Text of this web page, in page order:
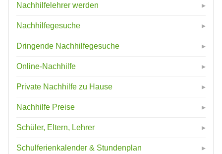
Nachhilfelehrer werden
Nachhilfegesuche
Dringende Nachhilfegesuche
Online-Nachhilfe
Private Nachhilfe zu Hause
Nachhilfe Preise
Schüler, Eltern, Lehrer
Schulferienkalender & Stundenplan